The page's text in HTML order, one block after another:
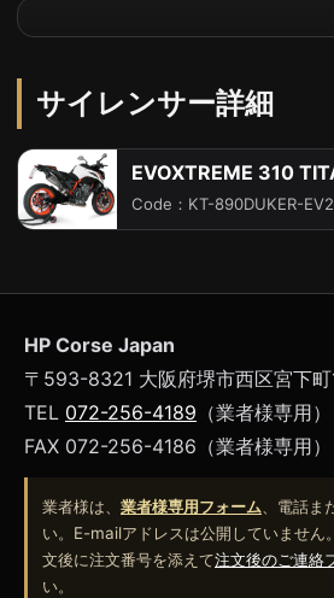
サイレンサー詳細
EVOXTREME 310
Code：KT-890DUKER-
HP Corse Japan
〒593-8321 大阪府堺市西区宮下町
TEL 072-256-4189 （業者様専用）
FAX 072-256-4186（業者様専用）
業者様は、 業者様専用フォーム 、電話
い。E-mailアドレスは公開していません
文後に注文番号を添えて注文後のご連絡
い。